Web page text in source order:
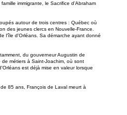
immigrante, le Sacrifice d'Abraham
autour de trois centres : Québec où
des jeunes clercs en Nouvelle-France.
l'île d'Orléans. Sa démarche ayant donné
du gouverneur Augustin de
métiers à Saint-Joachim, où sont
est déjà mise en valeur lorsque
85 ans, François de Laval meurt à